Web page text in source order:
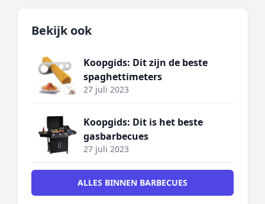
Bekijk ook
Koopgids: Dit zijn de beste
spaghettimeters
27 juli 2023
Koopgids: Dit is het beste
gasbarbecues
27 juli 2023
ALLES BINNEN BARBECUES